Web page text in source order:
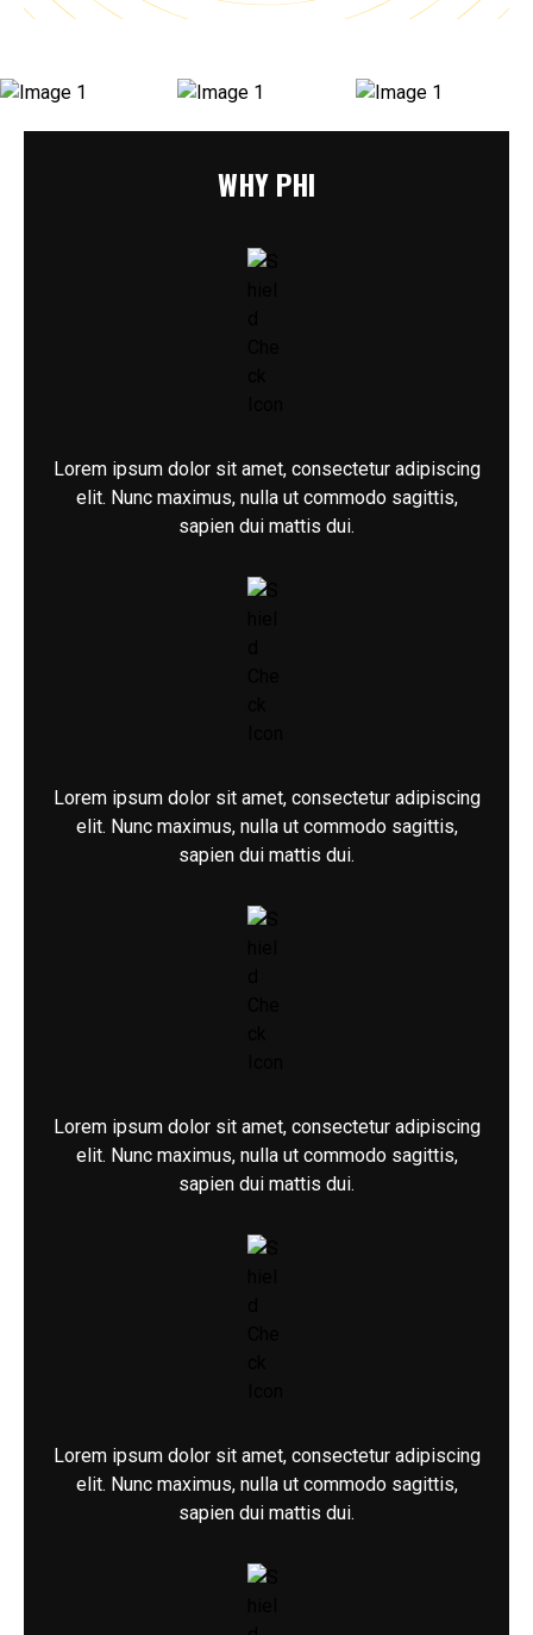
WHY PHI
Lorem ipsum dolor sit amet, consectetur adipiscing
elit. Nunc maximus, nulla ut commodo sagittis,
sapien dui mattis dui.
Lorem ipsum dolor sit amet, consectetur adipiscing
elit. Nunc maximus, nulla ut commodo sagittis,
sapien dui mattis dui.
Lorem ipsum dolor sit amet, consectetur adipiscing
elit. Nunc maximus, nulla ut commodo sagittis,
sapien dui mattis dui.
Lorem ipsum dolor sit amet, consectetur adipiscing
elit. Nunc maximus, nulla ut commodo sagittis,
sapien dui mattis dui.